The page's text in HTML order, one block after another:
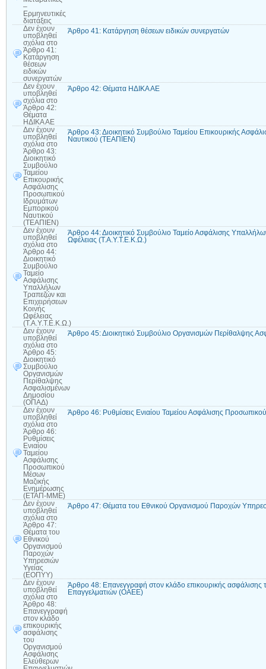
–
Ερμηνευτικές
διατάξεις
Δεν έχουν
υποβληθεί
σχόλια στο
Άρθρο 41:
Κατάργηση
θέσεων
ειδικών
συνεργατών
Άρθρο 41: Κατάργηση θέσεων ειδικών συνεργατών
Δεν έχουν
υποβληθεί
σχόλια στο
Άρθρο 42:
Θέματα
ΗΔΙΚΑ ΑΕ
Άρθρο 42: Θέματα ΗΔΙΚΑ ΑΕ
Δεν έχουν
υποβληθεί
σχόλια στο
Άρθρο 43:
Διοικητικό
Συμβούλιο
Ταμείου
Επικουρικής
Ασφάλισης
Προσωπικού
Ιδρυμάτων
Εμπορικού
Ναυτικού
(ΤΕΑΠΙΕΝ)
Άρθρο 43: Διοικητικό Συμβούλιο Ταμείου Επικουρικής
Ναυτικού (ΤΕΑΠΙΕΝ)
Δεν έχουν
υποβληθεί
σχόλια στο
Άρθρο 44:
Διοικητικό
Συμβούλιο
Ταμείο
Ασφάλισης
Υπαλλήλων
Τραπεζών και
Επιχειρήσεων
Κοινής
Ωφέλειας
(Τ.Α.Υ.Τ.Ε.Κ.Ω.)
Άρθρο 44: Διοικητικό Συμβούλιο Ταμείο Ασφάλισης
Ωφέλειας (Τ.Α.Υ.Τ.Ε.Κ.Ω.)
Δεν έχουν
υποβληθεί
σχόλια στο
Άρθρο 45:
Διοικητικό
Συμβούλιο
Οργανισμών
Περίθαλψης
Ασφαλισμένων
Δημοσίου
(ΟΠΑΔ)
Άρθρο 45: Διοικητικό Συμβούλιο Οργανισμών Περίθαλψης
Δεν έχουν
υποβληθεί
σχόλια στο
Άρθρο 46:
Ρυθμίσεις
Ενιαίου
Ταμείου
Ασφάλισης
Προσωπικού
Μέσων
Μαζικής
Ενημέρωσης
(ΕΤΑΠ-ΜΜΕ)
Άρθρο 46: Ρυθμίσεις Ενιαίου Ταμείου Ασφάλισης
Δεν έχουν
υποβληθεί
σχόλια στο
Άρθρο 47:
Θέματα του
Εθνικού
Οργανισμού
Παροχών
Υπηρεσιών
Υγείας
(ΕΟΠΥΥ)
Άρθρο 47: Θέματα του Εθνικού Οργανισμού Παροχών
Δεν έχουν
υποβληθεί
σχόλια στο
Άρθρο 48:
Επανεγγραφή
στον κλάδο
επικουρικής
ασφάλισης
του
Οργανισμού
Ασφάλισης
Ελεύθερων
Άρθρο 48: Επανεγγραφή στον κλάδο επικουρικής
Επαγγελματιών (ΟΑΕΕ)